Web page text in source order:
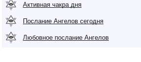
Активная чакра дня
Послание Ангелов сегодня
Любовное послание Ангелов